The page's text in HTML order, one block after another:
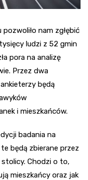
nam zgłębić
ludzi z 52 gmin
pora na analizę
Przez dwa
będą
i mieszkańców.
badania na
będą zbierane przez
Chodzi o to,
mieszkańcy oraz jak